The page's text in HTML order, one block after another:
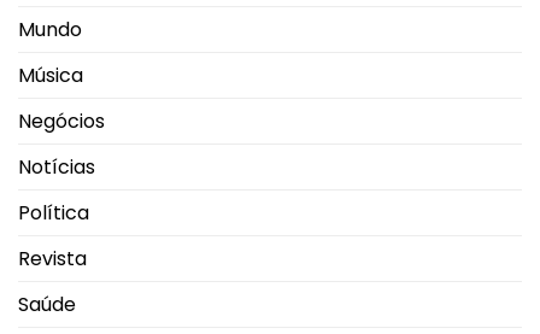
Mundo
Música
Negócios
Notícias
Política
Revista
Saúde